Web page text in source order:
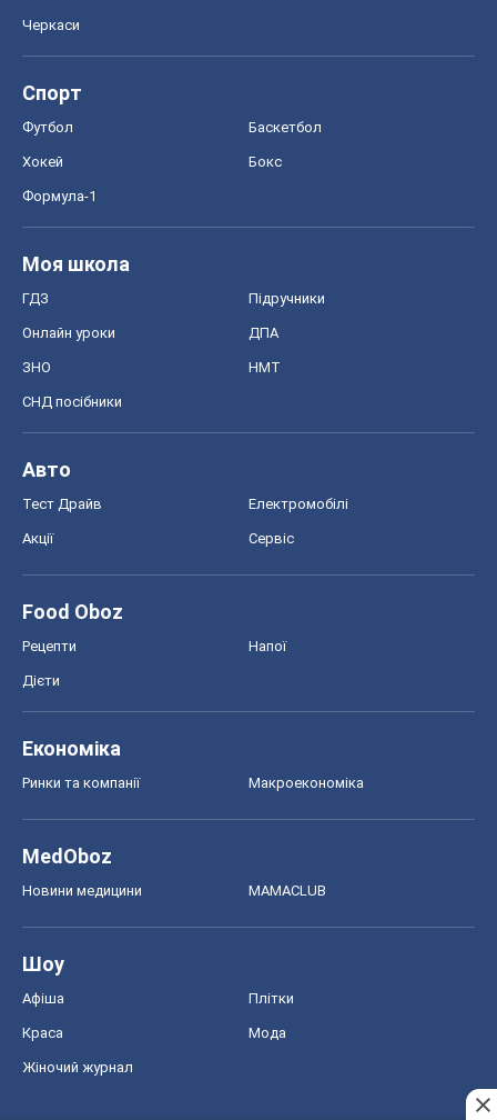
Черкаси
Спорт
Футбол Баскетбол
Хокей Бокс
Формула-1
Моя школа
ГДЗ Підручники
Онлайн уроки ДПА
ЗНО НМТ
СНД посібники
Авто
Тест Драйв Електромобілі
Акції Сервіс
Food Oboz
Рецепти Напої
Дієти
Економіка
Ринки та компанії Макроекономіка
MedOboz
Новини медицини MAMACLUB
Шоу
Афіша Плітки
Краса Мода
Жіночий журнал